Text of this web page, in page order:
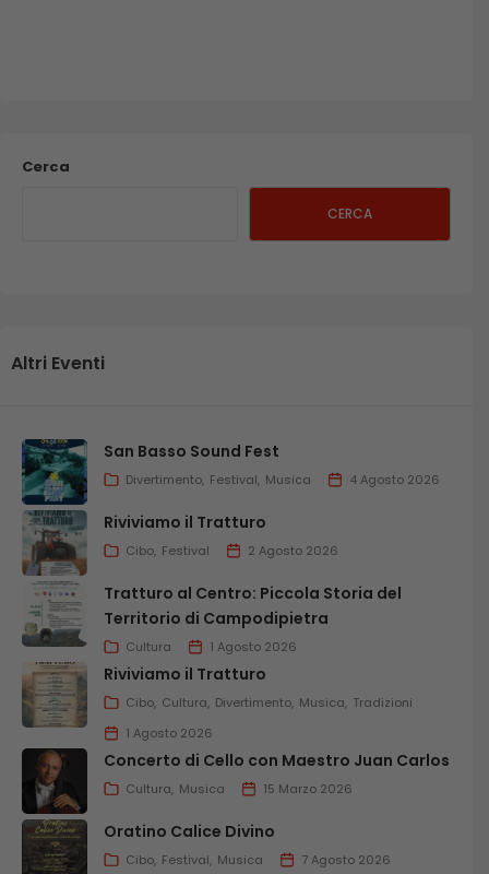
Cerca
CERCA
Altri Eventi
San Basso Sound Fest
Divertimento Festival Musica 4 Agosto 2026
Riviviamo il Tratturo
Cibo Festival 2 Agosto 2026
Tratturo al Centro: Piccola Storia del
Territorio di Campodipietra
Cultura 1 Agosto 2026
Riviviamo il Tratturo
Cibo Cultura Divertimento Musica Tradizioni
1 Agosto 2026
Concerto di Cello con Maestro Juan Carlos
Cultura Musica 15 Marzo 2026
Oratino Calice Divino
Cibo Festival Musica 7 Agosto 2026